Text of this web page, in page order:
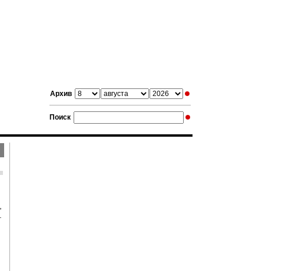
Архив
Поиск